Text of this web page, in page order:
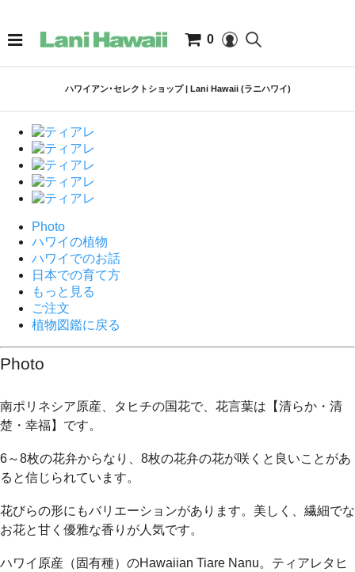
0
ハワイアン･セレクトショップ | Lani Hawaii (ラニハワイ)
Photo
ハワイの植物
ハワイでのお話
日本での育て方
もっと見る
ご注文
植物図鑑に戻る
Photo
南ポリネシア原産、タヒチの国花で、花言葉は【清らか・清
楚・幸福】です。
6～8枚の花弁からなり、8枚の花弁の花が咲くと良いことがあ
ると信じられています。
花びらの形にもバリエーションがあります。美しく、繊細でな
お花と甘く優雅な香りが人気です。
ハワイ原産（固有種）のHawaiian Tiare Nanu。ティアレタヒ